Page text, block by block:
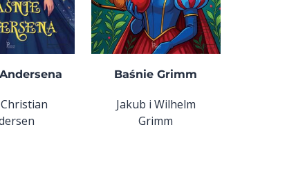
Baśnie Grimm
Jakub i Wilhelm
Grimm